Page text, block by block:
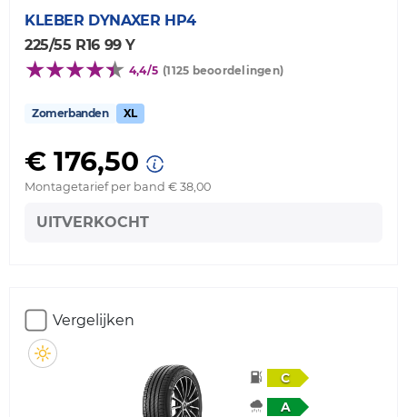
KLEBER DYNAXER HP4
225/55 R16 99 Y
4,4/5 (1125 beoordelingen)
Zomerbanden XL
€ 176,50
Montagetarief per band € 38,00
UITVERKOCHT
Vergelijken
C
A